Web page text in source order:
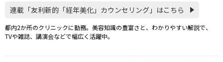
連載「友利新的「経年美化」カウンセリング」はこちら
都内2か所のクリニックに勤務。美容知識の豊富さと、わかりやすい解説で、
TVや雑誌、講演会などで幅広く活躍中。